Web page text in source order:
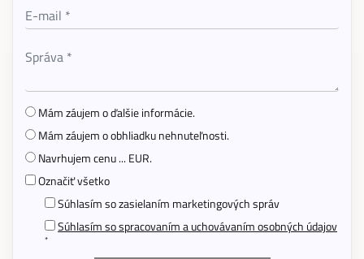
Mám záujem o ďalšie informácie.
Mám záujem o obhliadku nehnuteľnosti.
Navrhujem cenu ... EUR.
Označiť všetko
Súhlasím so zasielaním marketingových správ
Súhlasím so spracovaním a uchovávaním osobných údajov
*